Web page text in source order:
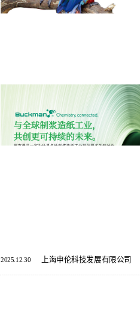
2025.12.30 上海申伦科技发展有限公司